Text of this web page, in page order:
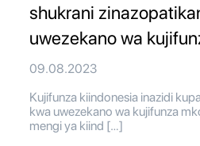
shukrani
uwezekano wa
09.08.2023
Kujifunza kiindonesia inazidi
kwa uwezekano wa kujifunza
mengi ya kiind […]